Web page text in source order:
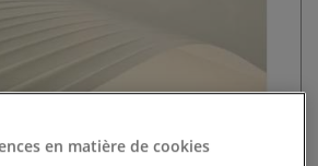
en matière de cookies